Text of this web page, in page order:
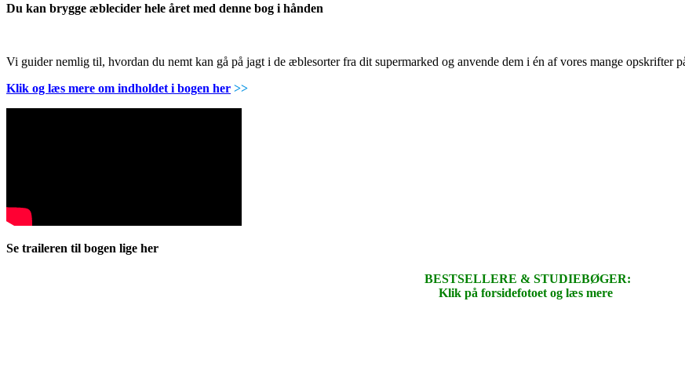
Du kan brygge æblecider hele året med denne bog i hånden
Vi guider nemlig til, hvordan du nemt kan gå på jagt i de æblesorter fra dit supermarked og anvende dem i én af vores mange opskrifter
Klik og læs mere om indholdet i bogen her >>
Se traileren til bogen lige her
BESTSELLERE & STUDIEBØGER:
Klik på forsidefotoet og læs mere